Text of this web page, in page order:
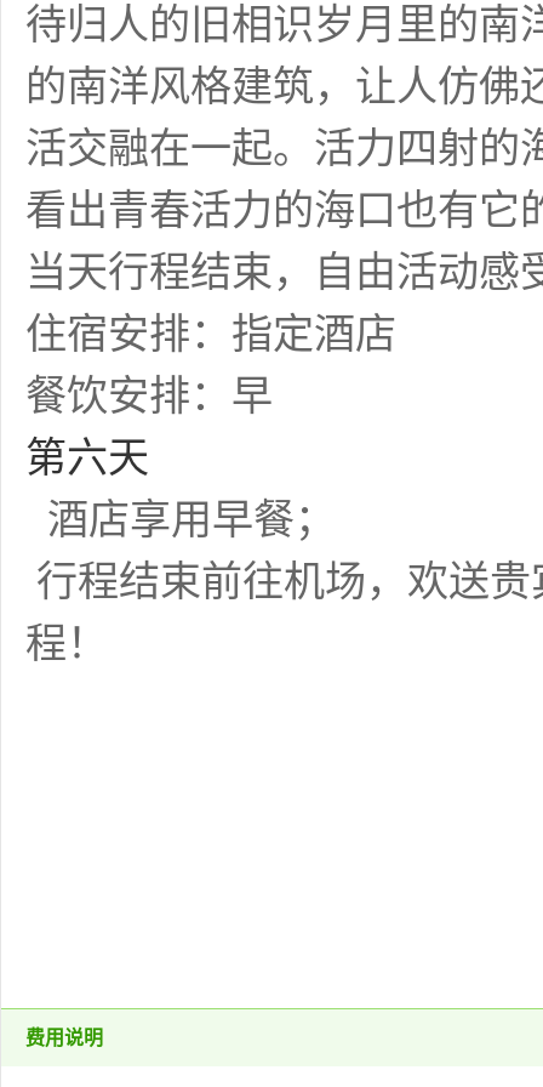
待归人的旧相识岁月里的南
的南洋风格建筑，让人仿佛
活交融在一起。活力四射的
看出青春活力的海口也有它
当天行程结束，自由活动感
住宿安排：指定酒店
餐饮安排：早
第六天
酒店享用早餐；
行程结束前往机场，欢送
程！
费用说明